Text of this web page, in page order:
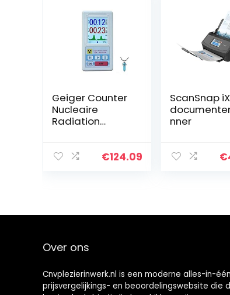
Geiger Counter
Nucleaire
Radiation
Counter,Type
€124.09
ScanSnap
nner
€
Over ons
Cnvplezierinwerk.nl is een moderne alles-in-één
prijsvergelijkings- en beoordelingswebsite die